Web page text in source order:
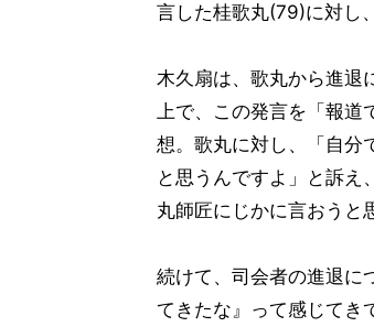
言した桂歌丸(79)に対し
木久扇は、歌丸から進退
上で、この発言を「報道
想。歌丸に対し、「自分
と思うんですよ」と訴え
丸師匠にじかに言おうと
続けて、司会者の進退に
てきたな』って感じてき